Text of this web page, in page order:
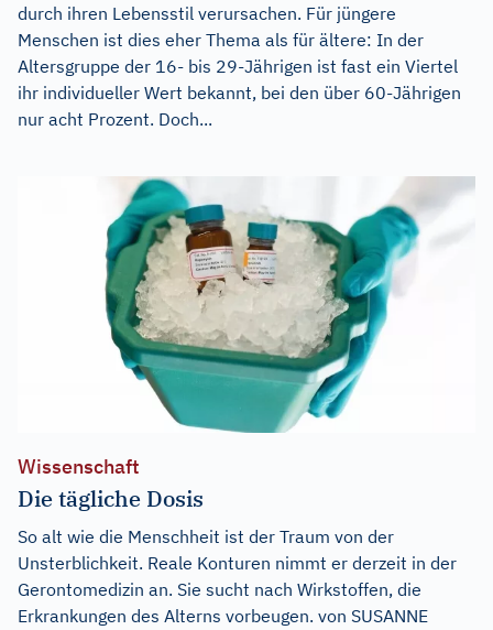
durch ihren Lebensstil verursachen. Für jüngere
Menschen ist dies eher Thema als für ältere: In der
Altersgruppe der 16- bis 29-Jährigen ist fast ein Viertel
ihr individueller Wert bekannt, bei den über 60-Jährigen
nur acht Prozent. Doch...
Wissenschaft
Die tägliche Dosis
So alt wie die Menschheit ist der Traum von der
Unsterblichkeit. Reale Konturen nimmt er derzeit in der
Gerontomedizin an. Sie sucht nach Wirkstoffen, die
Erkrankungen des Alterns vorbeugen. von SUSANNE